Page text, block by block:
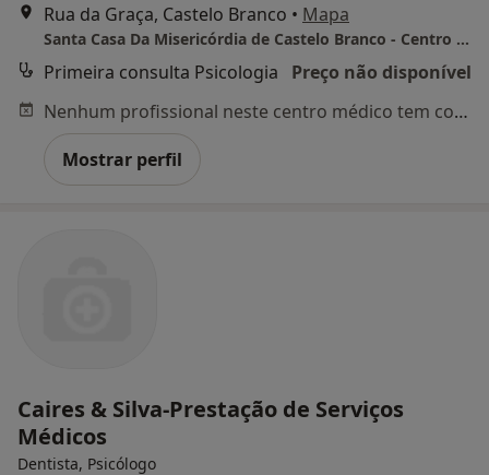
Rua da Graça, Castelo Branco • Mapa
Santa Casa Da Misericórdia de Castelo Branco - Centro de Medicina de Reabilitação
Primeira consulta Psicologia
Preço não disponível
Nenhum profissional neste centro médico tem consultas disponíveis
Mostrar perfil
Caires & Silva-Prestação de Serviços
Médicos
Dentista, Psicólogo